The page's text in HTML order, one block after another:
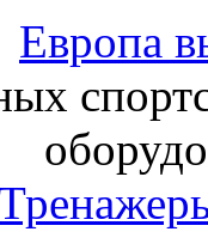
Европа